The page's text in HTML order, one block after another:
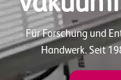
Für Forschung und
Handwerk. Seit